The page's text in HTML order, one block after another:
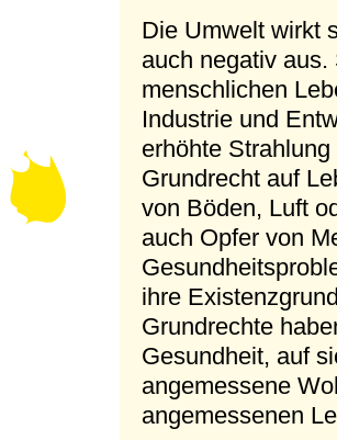
Die Umwelt wirkt
auch negativ
menschlichen
Industrie und
erhöhte
Grundrecht auf
von Böden, Luft
auch Opfer von
ihre
Grundrechte
Gesundheit, auf
angemessene
angemessenen